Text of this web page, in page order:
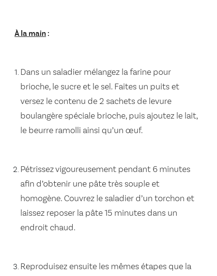
À la main :
Dans un saladier mélangez la farine pour
brioche, le sucre et le sel. Faites un puits et
versez le contenu de 2 sachets de levure
boulangère spéciale brioche, puis ajoutez le lait,
le beurre ramolli ainsi qu’un œuf.
Pétrissez vigoureusement pendant 6 minutes
afin d’obtenir une pâte très souple et
homogène. Couvrez le saladier d’un torchon et
laissez reposer la pâte 15 minutes dans un
endroit chaud.
Reproduisez ensuite les mêmes étapes que la